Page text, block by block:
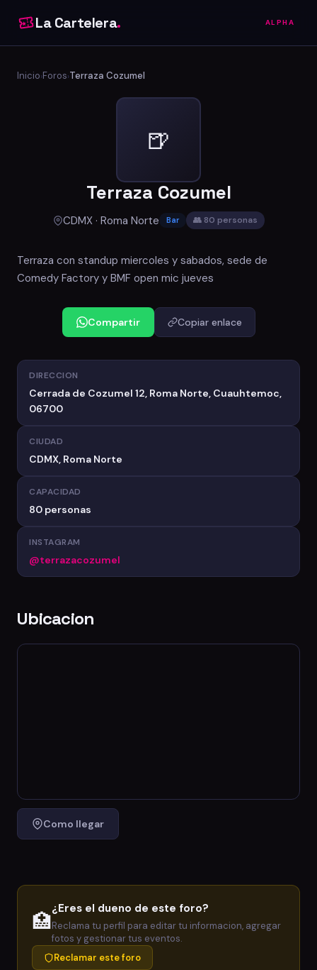
La Cartelera. ALPHA
Inicio›Foros›Terraza Cozumel
🍺
Terraza Cozumel
CDMX · Roma Norte Bar 👥 80 personas
Terraza con standup miercoles y sabados, sede de
Comedy Factory y BMF open mic jueves
Compartir Copiar enlace
DIRECCION
Cerrada de Cozumel 12, Roma Norte, Cuauhtemoc,
06700
CIUDAD
CDMX, Roma Norte
CAPACIDAD
80 personas
INSTAGRAM
@terrazacozumel
Ubicacion
Como llegar
🏥
¿Eres el dueno de este foro?
Reclama tu perfil para editar tu informacion, agregar
fotos y gestionar tus eventos.
Reclamar este foro